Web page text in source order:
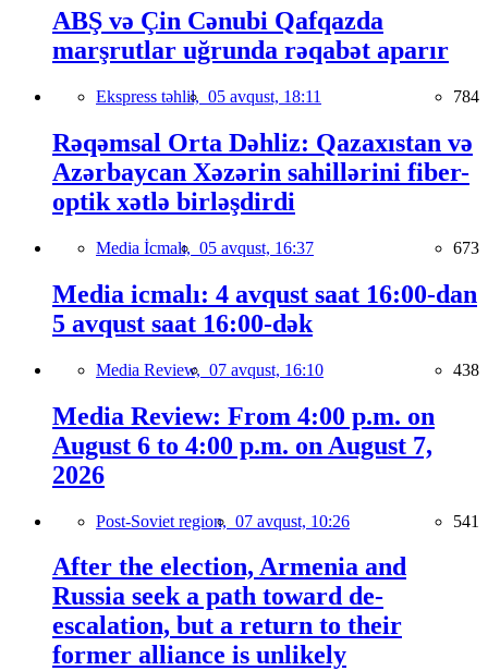
ABŞ və Çin Cənubi Qafqazda
marşrutlar uğrunda rəqabət aparır
Ekspress təhlil, 05 avqust, 18:11 784
Rəqəmsal Orta Dəhliz: Qazaxıstan və
Azərbaycan Xəzərin sahillərini fiber-
optik xətlə birləşdirdi
Media İcmalı, 05 avqust, 16:37 673
Media icmalı: 4 avqust saat 16:00-dan
5 avqust saat 16:00-dək
Media Review, 07 avqust, 16:10 438
Media Review: From 4:00 p.m. on
August 6 to 4:00 p.m. on August 7,
2026
Post-Soviet region, 07 avqust, 10:26 541
After the election, Armenia and
Russia seek a path toward de-
escalation, but a return to their
former alliance is unlikely